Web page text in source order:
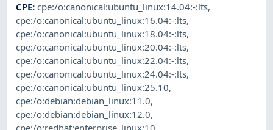
CPE:cpe:/o:canonical:ubuntu_linux:14.04:-:lts,
cpe:/o:canonical:ubuntu_linux:16.04:-:lts,
cpe:/o:canonical:ubuntu_linux:18.04:-:lts,
cpe:/o:canonical:ubuntu_linux:20.04:-:lts,
cpe:/o:canonical:ubuntu_linux:22.04:-:lts,
cpe:/o:canonical:ubuntu_linux:24.04:-:lts,
cpe:/o:canonical:ubuntu_linux:25.10,
cpe:/o:debian:debian_linux:11.0,
cpe:/o:debian:debian_linux:12.0,